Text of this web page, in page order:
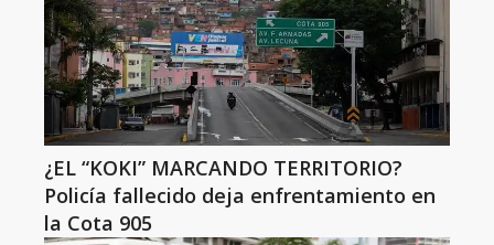
¿EL “KOKI” MARCANDO TERRITORIO?
Policía fallecido deja enfrentamiento en
la Cota 905